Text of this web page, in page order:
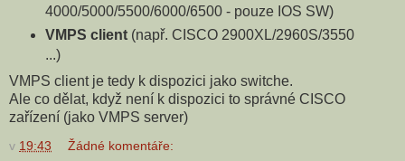
4000/5000/5500/6000/6500 - pouze IOS SW)
VMPS client(např. CISCO 2900XL/2960S/3550
...)
VMPS client je tedy k dispozici jako switche.
Ale co dělat, když není k dispozici to správné CISCO
zařízení (jako VMPS server)
v 19:43 Žádné komentáře: